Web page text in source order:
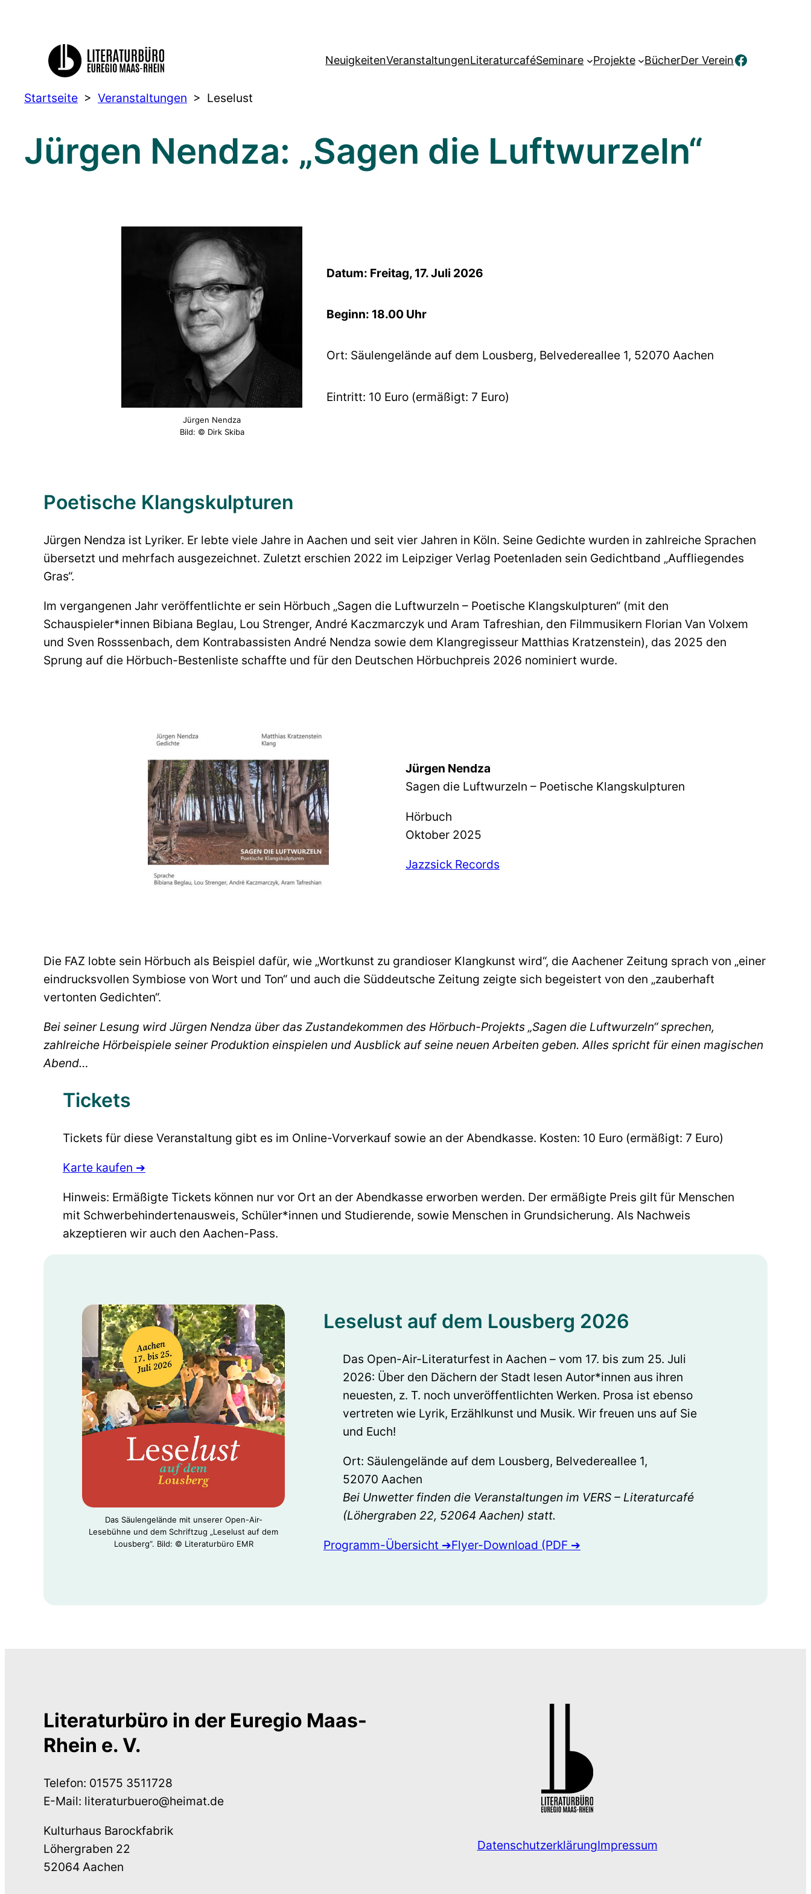
NeuigkeitenVeranstaltungenLiteraturcaféSeminare Projekte BücherDer VereinFacebook
Startseite > Veranstaltungen > Leselust
Jürgen Nendza: „Sagen die Luftwurzeln“
Jürgen Nendza
Bild: © Dirk Skiba
Datum: Freitag, 17. Juli 2026
Beginn: 18.00 Uhr
Ort: Säulengelände auf dem Lousberg, Belvedereallee 1, 52070 Aachen
Eintritt: 10 Euro (ermäßigt: 7 Euro)
Poetische Klangskulpturen
Jürgen Nendza ist Lyriker. Er lebte viele Jahre in Aachen und seit vier Jahren in Köln. Seine Gedichte wurden in zahlreiche Sprachen
übersetzt und mehrfach ausgezeichnet. Zuletzt erschien 2022 im Leipziger Verlag Poetenladen sein Gedichtband „Auffliegendes
Gras“.
Im vergangenen Jahr veröffentlichte er sein Hörbuch „Sagen die Luftwurzeln – Poetische Klangskulpturen“ (mit den
Schauspieler*innen Bibiana Beglau, Lou Strenger, André Kaczmarczyk und Aram Tafreshian, den Filmmusikern Florian Van Volxem
und Sven Rosssenbach, dem Kontrabassisten André Nendza sowie dem Klangregisseur Matthias Kratzenstein), das 2025 den
Sprung auf die Hörbuch-Bestenliste schaffte und für den Deutschen Hörbuchpreis 2026 nominiert wurde.
Jürgen Nendza
Sagen die Luftwurzeln – Poetische Klangskulpturen
Hörbuch
Oktober 2025
Jazzsick Records
Die FAZ lobte sein Hörbuch als Beispiel dafür, wie „Wortkunst zu grandioser Klangkunst wird“, die Aachener Zeitung sprach von „einer
eindrucksvollen Symbiose von Wort und Ton“ und auch die Süddeutsche Zeitung zeigte sich begeistert von den „zauberhaft
vertonten Gedichten“.
Bei seiner Lesung wird Jürgen Nendza über das Zustandekommen des Hörbuch-Projekts „Sagen die Luftwurzeln“ sprechen,
zahlreiche Hörbeispiele seiner Produktion einspielen und Ausblick auf seine neuen Arbeiten geben. Alles spricht für einen magischen
Abend…
Tickets
Tickets für diese Veranstaltung gibt es im Online-Vorverkauf sowie an der Abendkasse. Kosten: 10 Euro (ermäßigt: 7 Euro)
Karte kaufen ➔
Hinweis: Ermäßigte Tickets können nur vor Ort an der Abendkasse erworben werden. Der ermäßigte Preis gilt für Menschen
mit Schwerbehindertenausweis, Schüler*innen und Studierende, sowie Menschen in Grundsicherung. Als Nachweis
akzeptieren wir auch den Aachen-Pass.
Das Säulengelände mit unserer Open-Air-
Lesebühne und dem Schriftzug „Leselust auf dem
Lousberg“. Bild: © Literaturbüro EMR
Leselust auf dem Lousberg 2026
Das Open-Air-Literaturfest in Aachen – vom 17. bis zum 25. Juli
2026: Über den Dächern der Stadt lesen Autor*innen aus ihren
neuesten, z. T. noch unveröffentlichten Werken. Prosa ist ebenso
vertreten wie Lyrik, Erzählkunst und Musik. Wir freuen uns auf Sie
und Euch!
Ort: Säulengelände auf dem Lousberg, Belvedereallee 1,
52070 Aachen
Bei Unwetter finden die Veranstaltungen im VERS – Literaturcafé
(Löhergraben 22, 52064 Aachen) statt.
Programm-Übersicht ➔Flyer-Download (PDF ➔
Literaturbüro in der Euregio Maas-
Rhein e. V.
Telefon: 01575 3511728
E-Mail: literaturbuero@heimat.de
Kulturhaus Barockfabrik
Löhergraben 22
52064 Aachen
DatenschutzerklärungImpressum